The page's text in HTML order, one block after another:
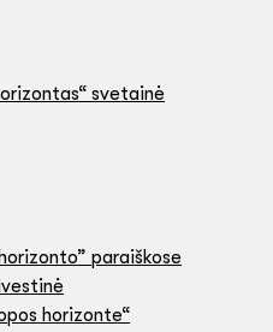
svetainė
paraiškose
horizonte“